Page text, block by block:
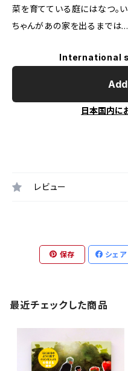
菜を育てている庭にはなつ。
ちゃんがあの家を出るまでは
International
日本国内に
レビュー
保存 シェア
最近チェックした商品